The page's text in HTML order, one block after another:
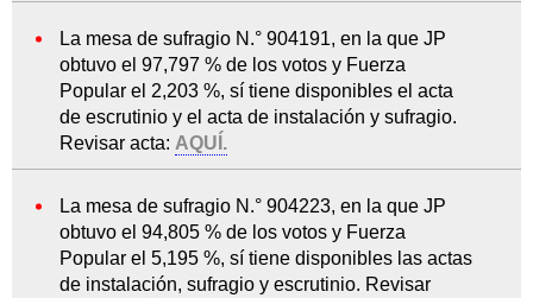
La mesa de sufragio N.° 904191, en la que JP
obtuvo el 97,797 % de los votos y Fuerza
Popular el 2,203 %, sí tiene disponibles el acta
de escrutinio y el acta de instalación y sufragio.
Revisar acta: AQUÍ.
La mesa de sufragio N.° 904223, en la que JP
obtuvo el 94,805 % de los votos y Fuerza
Popular el 5,195 %, sí tiene disponibles las actas
de instalación, sufragio y escrutinio. Revisar